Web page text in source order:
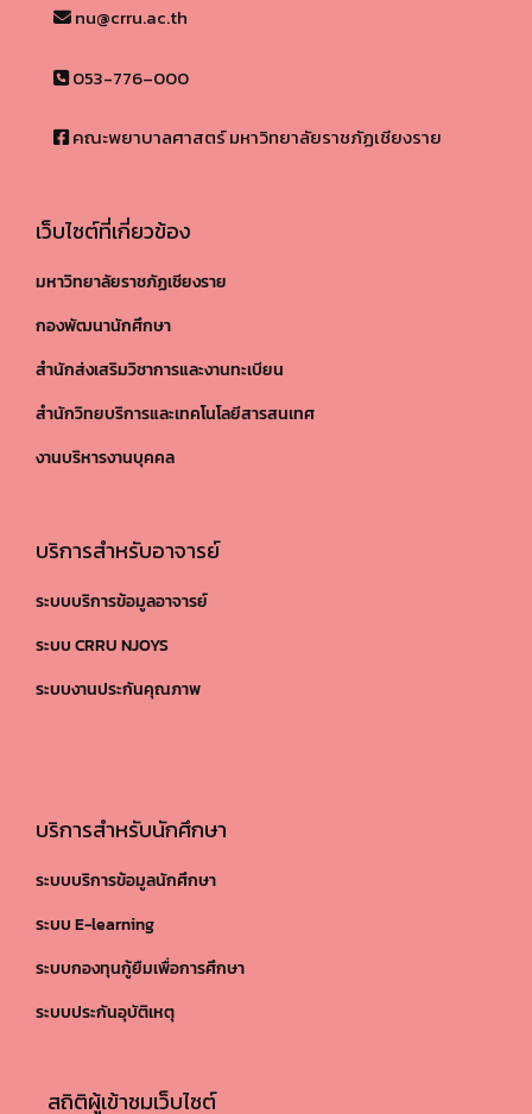
nu@crru.ac.th
053-776–000
คณะพยาบาลศาสตร์ มหาวิทยาลัยราชภัฏเชียงราย
เว็บไซต์ที่เกี่ยวข้อง
มหาวิทยาลัยราชภัฏเชียงราย
กองพัฒนานักศึกษา
สำนักส่งเสริมวิชาการและงานทะเบียน
สำนักวิทยบริการและเทคโนโลยีสารสนเทศ
งานบริหารงานบุคคล
บริการสำหรับอาจารย์
ระบบบริการข้อมูลอาจารย์
ระบบ CRRU NJOYS
ระบบงานประกันคุณภาพ
บริการสำหรับนักศึกษา
ระบบบริการข้อมูลนักศึกษา
ระบบ E-learning
ระบบกองทุนกู้ยืมเพื่อการศึกษา
ระบบประกันอุบัติเหตุ
สถิติผู้เข้าชมเว็บไซต์